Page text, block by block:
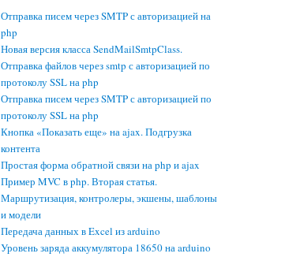
Отправка писем через SMTP с авторизацией на
php
Новая версия класса SendMailSmtpClass.
Отправка файлов через smtp с авторизацией по
протоколу SSL на php
Отправка писем через SMTP с авторизацией по
протоколу SSL на php
Кнопка «Показать еще» на ajax. Подгрузка
контента
Простая форма обратной связи на php и ajax
Пример MVC в php. Вторая статья.
Маршрутизация, контролеры, экшены, шаблоны
и модели
Передача данных в Excel из arduino
Уровень заряда аккумулятора 18650 на arduino